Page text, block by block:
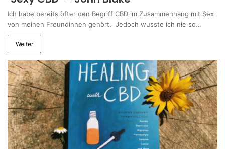
Ich habe bereits öfter den Begriff CBD im Zusammenhang mit Sex
von meinen Freundinnen gehört. Jedoch wusste ich nie so…
Weiter